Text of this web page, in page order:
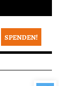
SPENDEN!